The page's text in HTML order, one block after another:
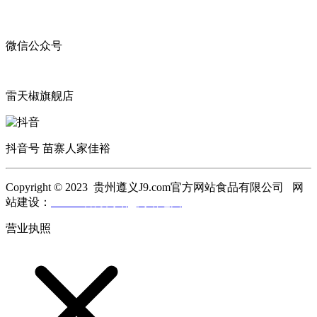
微信公众号
雷天椒旗舰店
抖音号 苗寨人家佳裕
Copyright © 2023 贵州遵义J9.com官方网站食品有限公司 网
站建设：
营业执照